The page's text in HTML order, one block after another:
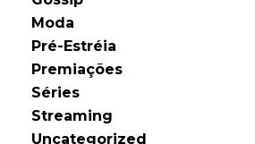
Moda
Pré-Estréia
Premiações
Séries
Streaming
Uncategorized